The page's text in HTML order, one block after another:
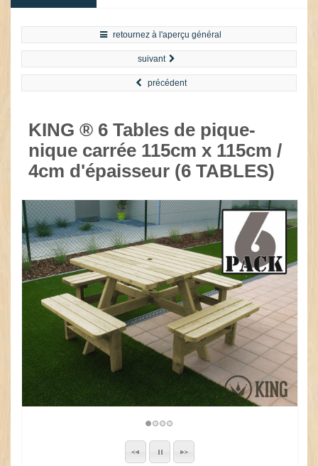
retournez à l'aperçu général
suivant
précédent
KING ® 6 Tables de pique-
nique carrée 115cm x 115cm /
4cm d'épaisseur (6 TABLES)